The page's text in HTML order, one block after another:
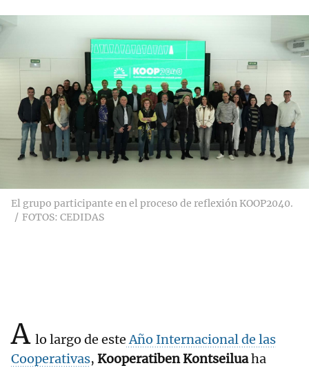
El grupo participante en el proceso de reflexión KOOP2040.
FOTOS: CEDIDAS
A lo largo de esteAño Internacional de las
Cooperativas, Kooperatiben Kontseiluaha